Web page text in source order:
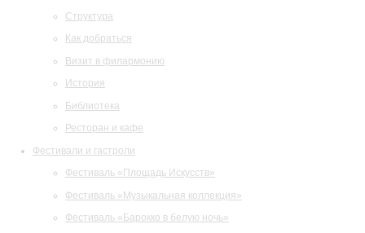
Структура
Как добраться
Визит в филармонию
История
Библиотека
Ресторан и кафе
Фестивали и гастроли
Фестиваль «Площадь Искусств»
Фестиваль «Музыкальная коллекция»
Фестиваль «Барокко в белую ночь»